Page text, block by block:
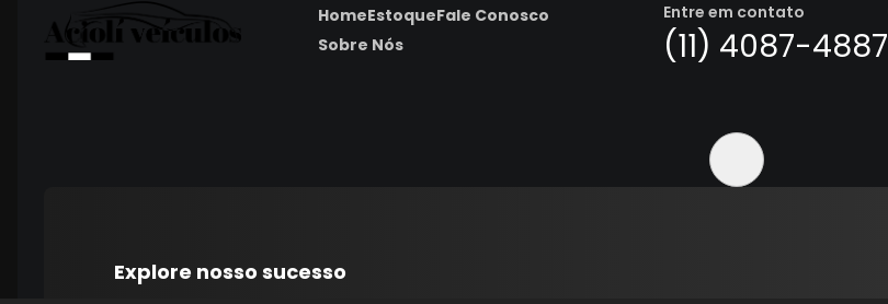
HomeEstoqueFale Conosco
Sobre Nós
Entre em contato
(11) 4087-4887
Explore nosso sucesso